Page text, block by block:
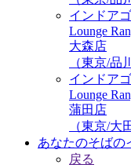
インドア
Lounge
大森店
（東京/品
インドア
Lounge
蒲田店
（東京/大
あなたのそばの
戻る